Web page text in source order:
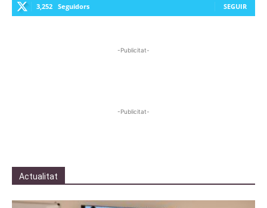
3,252 Seguidors SEGUIR
-Publicitat-
-Publicitat-
Actualitat